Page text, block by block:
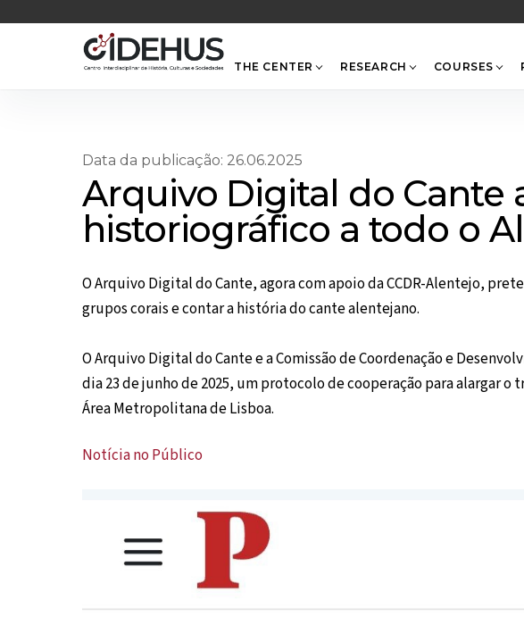
THE CENTER RESEARCH COURSES
Data da publicação: 26.06.2025
Arquivo Digital do Cante
historiográfico a todo o
O Arquivo Digital do Cante, agora com apoio da CCDR-Alentejo,
grupos corais e contar a história do cante alentejano.
O Arquivo Digital do Cante e a Comissão de Coordenação e
dia 23 de junho de 2025, um protocolo de cooperação para alargar
Área Metropolitana de Lisboa.
Notícia no Público